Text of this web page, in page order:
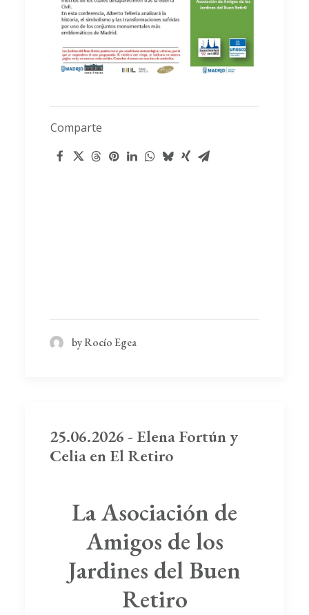
Comparte
by Rocío Egea
25.06.2026 - Elena Fortún y
Celia en El Retiro
La Asociación de
Amigos de los
Jardines del Buen
Retiro